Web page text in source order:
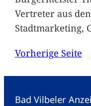
Vertreter aus
Stadtmarketing,
Vorherige Seite
Bad Vilbeler